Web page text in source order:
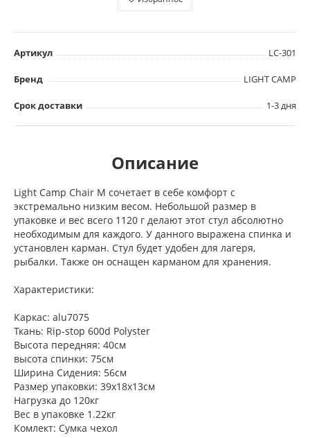
Артикул LC-301
Бренд LIGHT CAMP
Срок доставки 1-3 дня
Описание
Light Camp Chair M сочетает в себе комфорт с
экстремально низким весом. Небольшой размер в
упаковке и вес всего 1120 г делают этот стул абсолютно
необходимым для каждого. У данного выражена спинка и
установлен карман. Стул будет удобен для лагеря,
рыбалки. Также он оснащен карманом для хранения.
Характеристики:
Каркас: alu7075
Ткань: Rip-stop 600d Polyster
Высота передняя: 40см
высота спинки: 75см
Ширина Сидения: 56см
Размер упаковки: 39х18х13см
Нагрузка до 120кг
Вес в упаковке 1.22кг
Комлект: Сумка чехол